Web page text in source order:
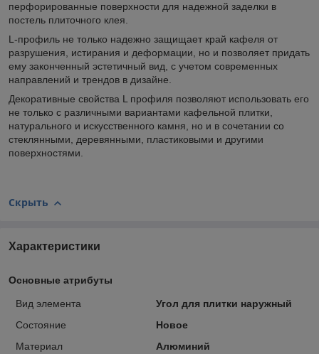
перфорированные поверхности для надежной заделки в
постель плиточного клея.
L-профиль не только надежно защищает край кафеля от
разрушения, истирания и деформации, но и позволяет придать
ему законченный эстетичный вид, с учетом современных
направлений и трендов в дизайне.
Декоративные свойства L профиля позволяют использовать его
не только с различными вариантами кафельной плитки,
натурального и искусственного камня, но и в сочетании со
стеклянными, деревянными, пластиковыми и другими
поверхностями.
Скрыть
Характеристики
Основные атрибуты
Вид элемента
Угол для плитки наружный
Состояние
Новое
Материал
Алюминий